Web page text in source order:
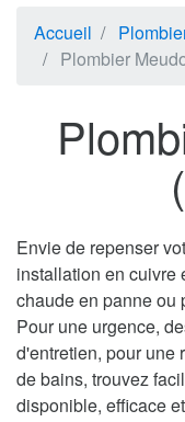
Accueil
Plombier
Envie de repenser
installation en cuivre
chaude en panne ou
Pour une urgence,
d'entretien, pour une
de bains, trouvez
disponible, efficace